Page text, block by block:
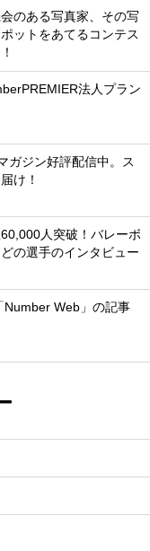
のある写真家、その写
ットをあてるコンテス
法人プラン
ガジン好評配信中。ス
け！
人突破！バレーボ
の選手のインタビュー
Number Web」の記事